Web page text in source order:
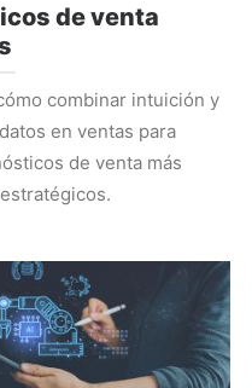
de venta
combinar intuición y
en ventas para
de venta más